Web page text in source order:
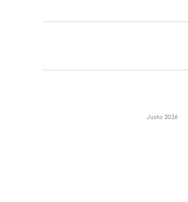
Justo 2026